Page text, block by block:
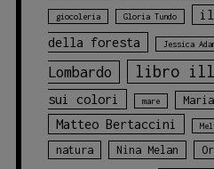
giocoleria Gloria Tundo il
della foresta
Jessica
Lombardo
libro
sui colori
mare
Matteo Bertaccini
natura Nina Melan